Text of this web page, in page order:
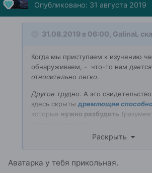
Опубликовано: 31 августа 2019
31.08.2019 в 06:00, GalinaL
Когда мы приступаем к изучению
обнаруживаем, - что-то намдается
относительно легко.
Другое трудно. А это
здесь скрыты дремлющие
которые нужно разбудить
Пробуждение таких способностей
бывает легким и безболезненным
требуются решительные усилия.
Раскрыть
Аватарка у тебя прикольная.